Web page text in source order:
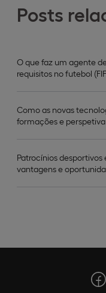
Posts
O que faz um agente
requisitos no futebol
Como as novas
formações e
Patrocínios
vantagens e